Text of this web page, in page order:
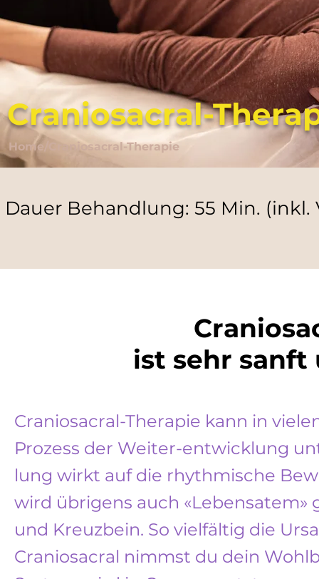
Craniosacral-
Home/Craniosacral-Therapie
Dauer Behandlung: 55 Min.
ist sehr
Craniosacral-Therapie kann in
Prozess der Weiter-entwicklung
lung wirkt auf die rhythmische
wird übrigens auch
und Kreuzbein. So vielfältig die
Craniosacral nimmst du dein